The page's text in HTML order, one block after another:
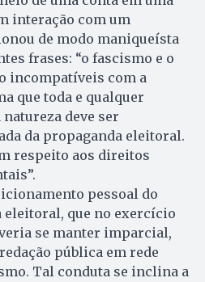
interação com um
de modo maniqueísta
frases: “o fascismo e o
incompatíveis com a
que toda e qualquer
deve ser
da propaganda eleitoral.
respeito aos direitos
pessoal do
que no exercício
se manter imparcial,
pública em rede
Tal conduta se inclina a